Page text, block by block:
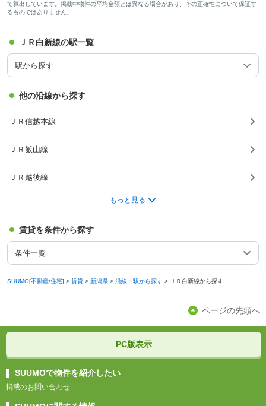
て算出しています。掲載中物件の平均金額とは異なる場合があり、その正確性について保証す
るものではありません。
ＪＲ白新線の駅一覧
駅から探す
他の沿線から探す
ＪＲ信越本線
ＪＲ飯山線
ＪＲ越後線
もっと見る
賃貸を条件から探す
条件一覧
SUUMO[不動産/住宅] > 賃貸 > 新潟県 > 沿線・駅から探す > ＪＲ白新線から探す
ページの先頭へ
PC版表示
SUUMOで物件を紹介したい
掲載のお問い合わせ